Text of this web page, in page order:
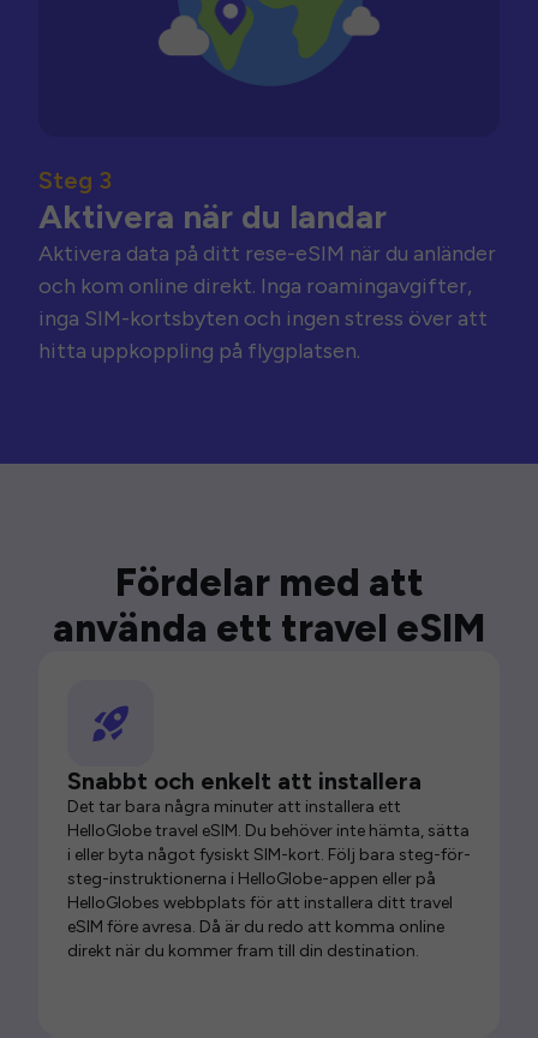
Steg 3
Aktivera när du landar
Aktivera data på ditt rese-eSIM när du anländer
och kom online direkt. Inga roamingavgifter,
inga SIM-kortsbyten och ingen stress över att
hitta uppkoppling på flygplatsen.
Fördelar med att
använda ett travel eSIM
Snabbt och enkelt att installera
Det tar bara några minuter att installera ett
HelloGlobe travel eSIM. Du behöver inte hämta, sätta
i eller byta något fysiskt SIM-kort. Följ bara steg-för-
steg-instruktionerna i HelloGlobe-appen eller på
HelloGlobes webbplats för att installera ditt travel
eSIM före avresa. Då är du redo att komma online
direkt när du kommer fram till din destination.